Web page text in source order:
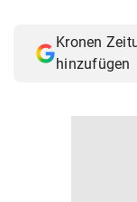
Kronen
hinzufügen